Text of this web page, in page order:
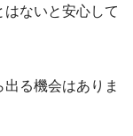
ないと安心して
る機会はありま